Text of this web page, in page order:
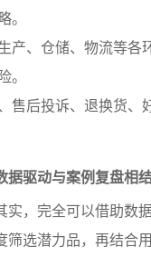
产、仓储、物流等
售后投诉、退换货
据驱动与案例复盘相
，完全可以借助数
选潜力品，再结合